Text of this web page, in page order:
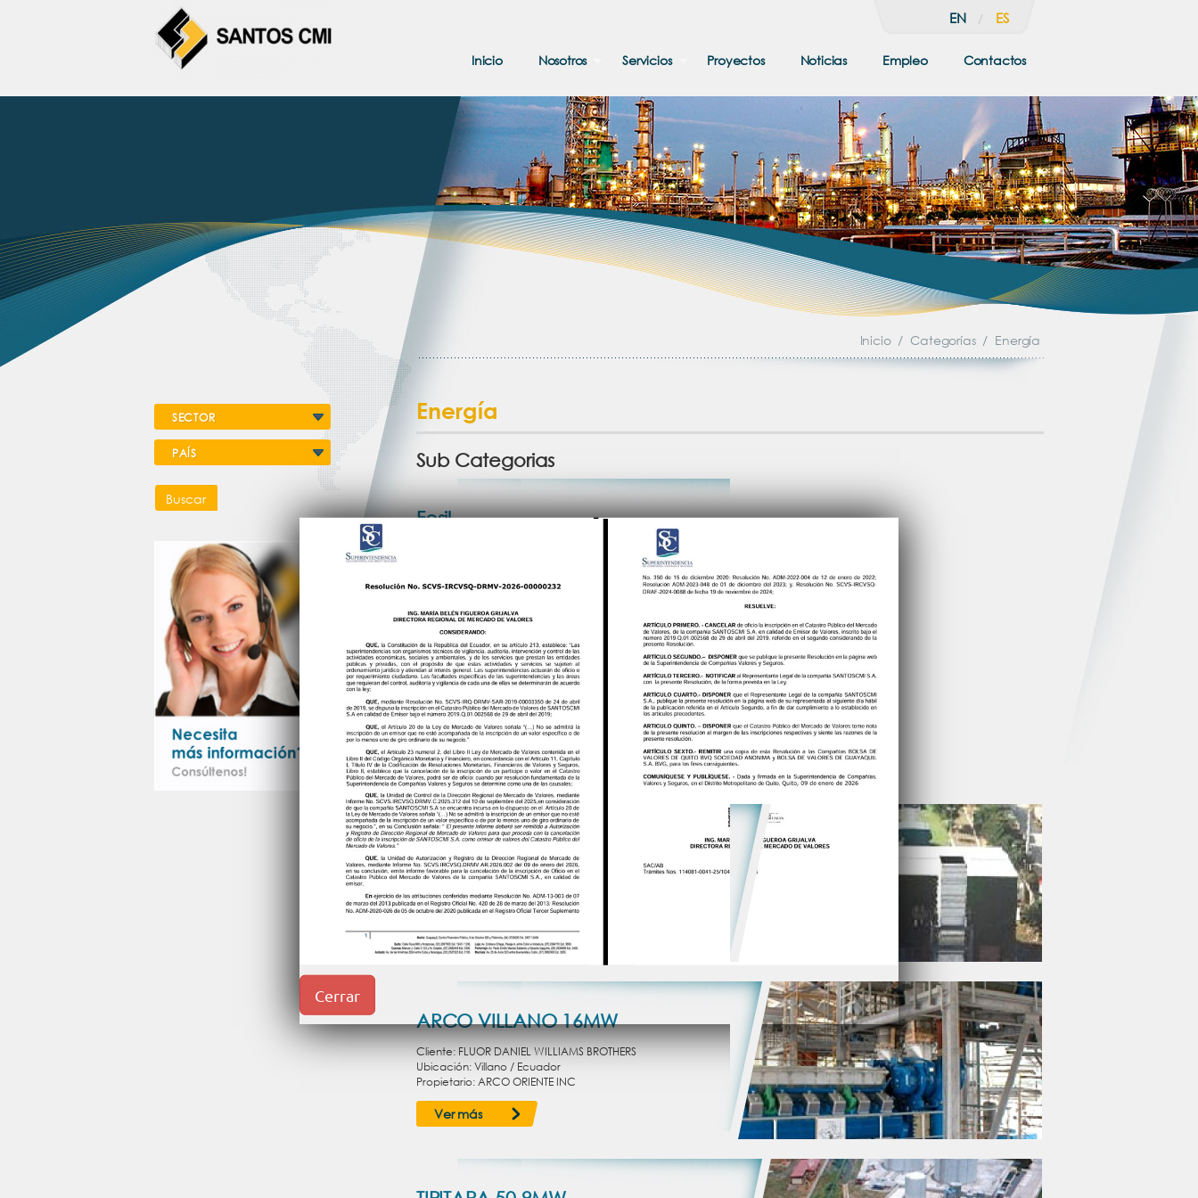
EN / ES
Inicio Nosotros Servicios Proyectos Noticias Empleo Contactos
Inicio / Categorías / Energía
SECTOR
PAÍS
Buscar
Energía
Sub Categorias
Fosil
Vea esta Categoría
Renewable
Vea esta Categoría
Proyectos
EGSA 9 / 10 - 122MW
Cliente: GENERAL ELECTRIC
Propietario: EMPRESA GUARACACHI S.A. - EGSA
Ver más
ARCO VILLANO 16MW
Cliente: FLUOR DANIEL WILLIAMS BROTHERS
Ubicación: Villano / Ecuador
Propietario: ARCO ORIENTE INC
Ver más
Cerrar